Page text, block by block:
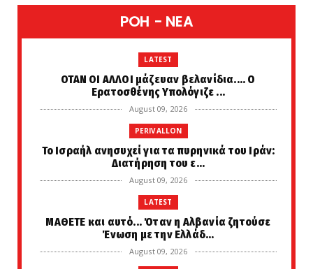
POH - NEA
LATEST
ΟΤΑΝ ΟΙ ΑΛΛΟΙ μάζευαν βελανίδια.... Ο
Ερατοσθένης Υπολόγιζε ...
August 09, 2026
PERIVALLON
Το Ισραήλ ανησυχεί για τα πυρηνικά του Ιράν:
Διατήρηση του ε...
August 09, 2026
LATEST
ΜΑΘΕΤΕ και αυτό... Όταν η Αλβανία ζητούσε
Ένωση με την Ελλάδ...
August 09, 2026